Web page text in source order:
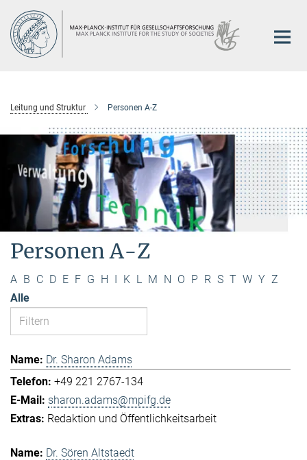
Hauptinhalt
Leitung und Struktur Personen A-Z
Personen A-Z
A B C D E F G H I K L M N O P R S T W Y Z
Alle
Dr. Sharon Adams
+49 221 2767-134
sharon.adams@mpifg.de
Redaktion und Öffentlichkeitsarbeit
Dr. Sören Altstaedt